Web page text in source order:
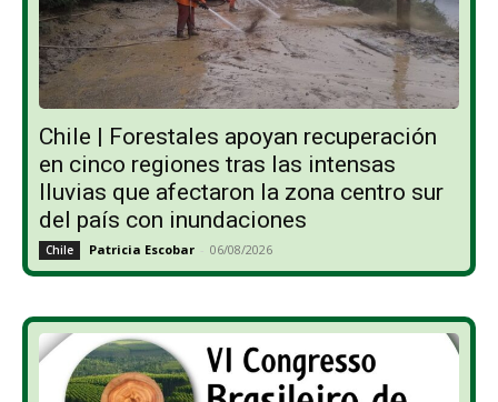
Chile | Forestales apoyan recuperación
en cinco regiones tras las intensas
lluvias que afectaron la zona centro sur
del país con inundaciones
Chile Patricia Escobar - 06/08/2026